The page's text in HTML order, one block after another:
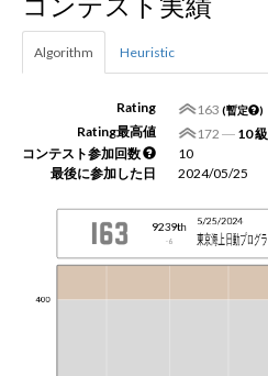
JP EN
Algorithm Heuristic
Rating 163 (暫定 )
Rating最高値 172 ― 10 級
コンテスト参加回数
10
最後に参加した日
2024/05/25